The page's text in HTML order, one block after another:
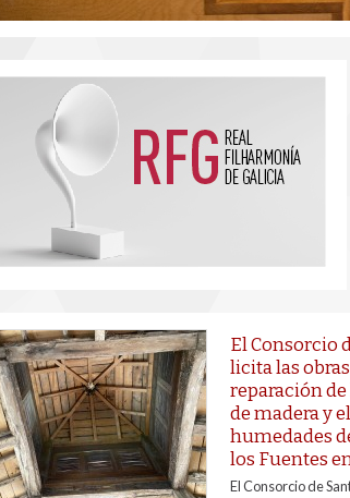
El Consorcio
licita las
reparación
de madera y
humedades
los Fuentes
El Consorcio de